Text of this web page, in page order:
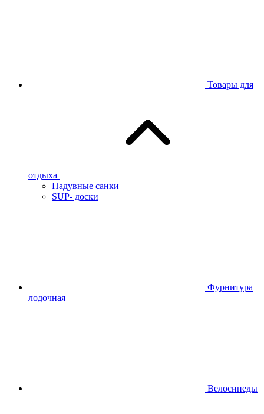
Товары для
отдыха
Надувные санки
SUP- доски
Фурнитура
лодочная
Велосипеды